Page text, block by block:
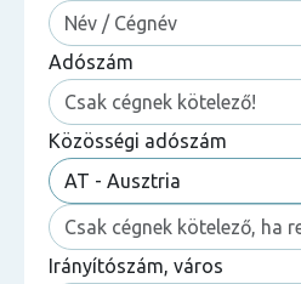
Adószám
Közösségi adószám
Irányítószám, város